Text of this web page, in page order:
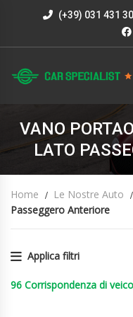
(+39) 031 431
VANO
LATO
Home Le Nostre Auto
Passeggero Anteriore
Applica filtri
96 Corrispondenza di